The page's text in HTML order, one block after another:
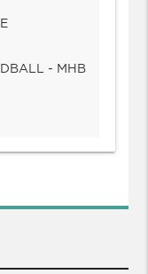
- MHB